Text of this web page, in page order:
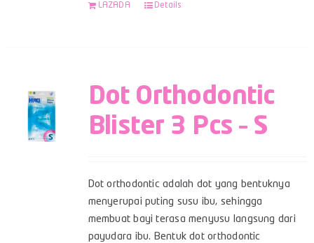
LAZADA Details
Dot Orthodontic
Blister 3 Pcs – S
Dot orthodontic adalah dot yang bentuknya
menyerupai puting susu ibu, sehingga
membuat bayi terasa menyusu langsung dari
payudara ibu. Bentuk dot orthodontic